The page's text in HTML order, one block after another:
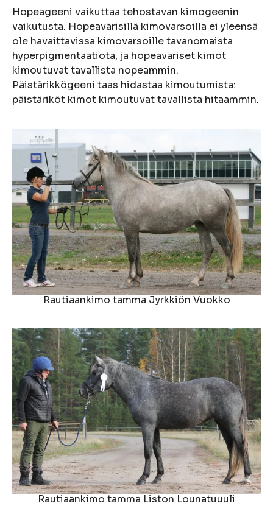
Hopeageeni vaikuttaa tehostavan kimogeenin
vaikutusta. Hopeavärisillä kimovarsoilla ei yleensä
ole havaittavissa kimovarsoille tavanomaista
hyperpigmentaatiota, ja hopeaväriset kimot
kimoutuvat tavallista nopeammin.
Päistärikkögeeni taas hidastaa kimoutumista:
päistäriköt kimot kimoutuvat tavallista hitaammin.
Rautiaankimo tamma Jyrkkiön Vuokko
Rautiaankimo tamma Liston Lounatuuuli